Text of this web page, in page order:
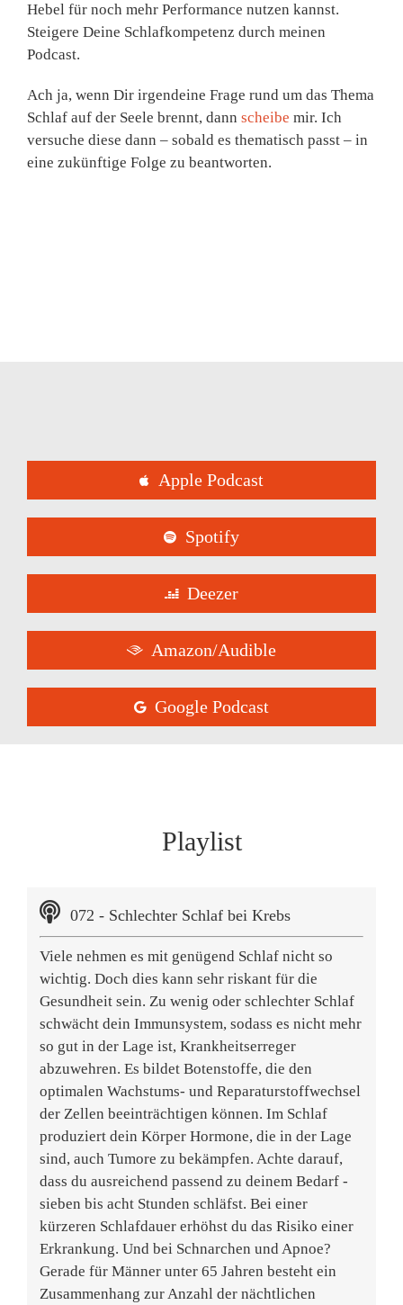
Hebel für noch mehr Performance nutzen kannst.
Steigere Deine Schlafkompetenz durch meinen
Podcast.
Ach ja, wenn Dir irgendeine Frage rund um das Thema
Schlaf auf der Seele brennt, dann scheibe mir. Ich
versuche diese dann – sobald es thematisch passt – in
eine zukünftige Folge zu beantworten.
Apple Podcast
Spotify
Deezer
Amazon/Audible
Google Podcast
Playlist
072 - Schlechter Schlaf bei Krebs
Viele nehmen es mit genügend Schlaf nicht so
wichtig. Doch dies kann sehr riskant für die
Gesundheit sein. Zu wenig oder schlechter Schlaf
schwächt dein Immunsystem, sodass es nicht mehr
so gut in der Lage ist, Krankheitserreger
abzuwehren. Es bildet Botenstoffe, die den
optimalen Wachstums- und Reparaturstoffwechsel
der Zellen beeinträchtigen können. Im Schlaf
produziert dein Körper Hormone, die in der Lage
sind, auch Tumore zu bekämpfen. Achte darauf,
dass du ausreichend passend zu deinem Bedarf -
sieben bis acht Stunden schläfst. Bei einer
kürzeren Schlafdauer erhöhst du das Risiko einer
Erkrankung. Und bei Schnarchen und Apnoe?
Gerade für Männer unter 65 Jahren besteht ein
Zusammenhang zur Anzahl der nächtlichen